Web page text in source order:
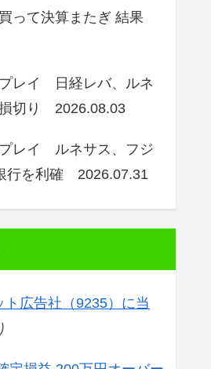
って決算またぎ 結果
レイ 日経レバ、ルネ
切り 2026.08.03
レイ ルネサス、フジ
行を利確 2026.07.31
ト広告社（9235）に当